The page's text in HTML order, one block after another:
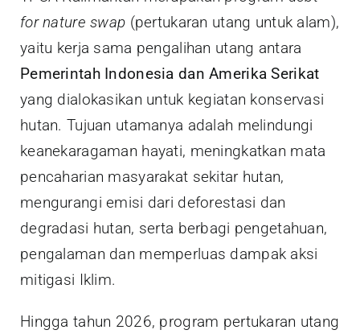
for nature swap (pertukaran utang untuk alam),
yaitu kerja sama pengalihan utang antara
Pemerintah Indonesia dan Amerika Serikat
yang dialokasikan untuk kegiatan konservasi
hutan. Tujuan utamanya adalah melindungi
keanekaragaman hayati, meningkatkan mata
pencaharian masyarakat sekitar hutan,
mengurangi emisi dari deforestasi dan
degradasi hutan, serta berbagi pengetahuan,
pengalaman dan memperluas dampak aksi
mitigasi Iklim.
Hingga tahun 2026, program pertukaran utang